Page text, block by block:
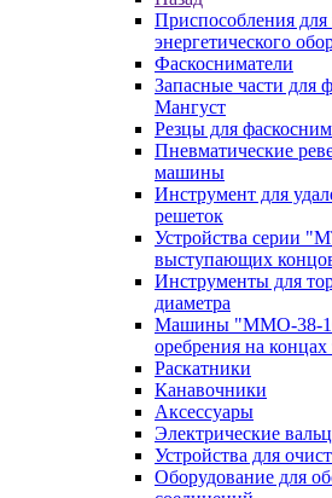
Приспособления для
энергетического
Фаскосниматели
Запасные части для
Мангуст
Резцы для
Пневматические
машины
Инструмент для
решеток
Устройства серии
выступающих
Инструменты для
диаметра
Машины "ММО-38-
оребрения на концах
Раскатники
Канавочники
Аксессуары
Электрические
Устройства для
Оборудование для